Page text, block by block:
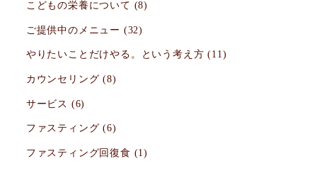
こどもの栄養について (8)
ご提供中のメニュー (32)
やりたいことだけやる。という考え方 (11)
カウンセリング (8)
サービス (6)
ファスティング (6)
ファスティング回復食 (1)